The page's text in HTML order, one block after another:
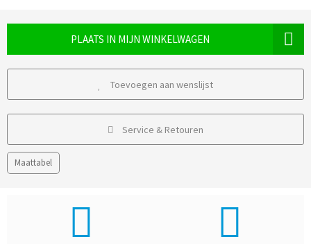
PLAATS IN MIJN WINKELWAGEN
Toevoegen aan wenslijst
Service & Retouren
Maattabel